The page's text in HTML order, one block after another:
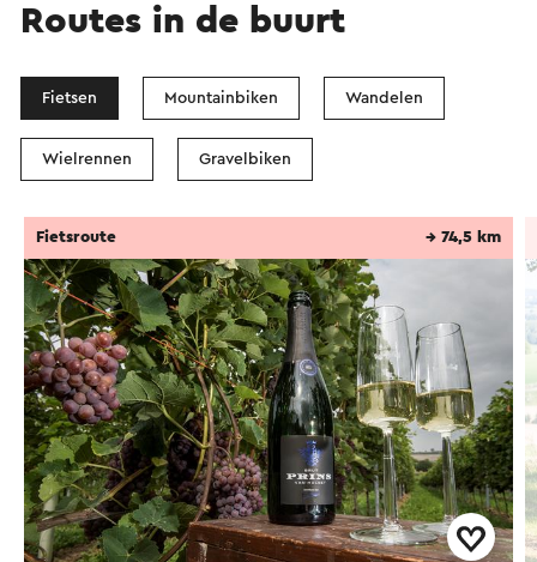
Routes in de buurt
Fietsen Mountainbiken Wandelen
Wielrennen Gravelbiken
Fietsroute → 74,5 km